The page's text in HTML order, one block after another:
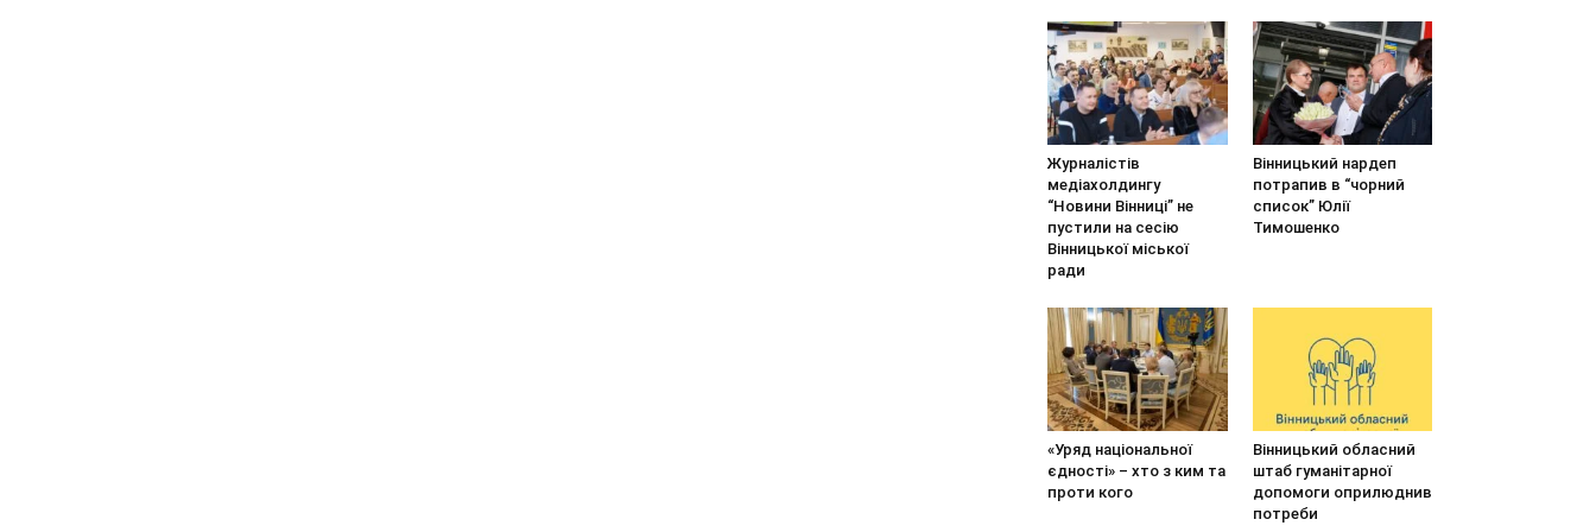
Журналістів
медіахолдингу
“Новини Вінниці” не
пустили на сесію
Вінницької міської
ради
Вінницький нардеп
потрапив в “чорний
список” Юлії
Тимошенко
«Уряд національної
єдності» – хто з ким та
проти кого
Вінницький обласний
штаб гуманітарної
допомоги оприлюднив
потреби